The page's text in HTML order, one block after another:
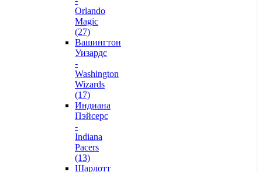
Orlando
Magic
(27)
Вашингтон
Уизардс
-
Washington
Wizards
(17)
Индиана
Пэйсерс
-
Indiana
Pacers
(13)
Шарлотт